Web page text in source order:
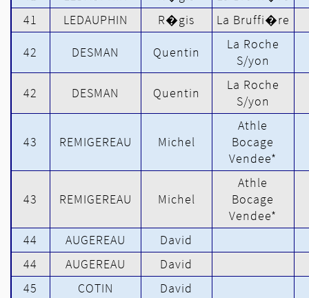
41
LEDAUPHIN R�gis La Bruffi�re
42 DESMAN Quentin
La Roche
S/yon
42 DESMAN Quentin
La Roche
S/yon
43 REMIGEREAU Michel
Athle
Bocage
Vendee*
43 REMIGEREAU Michel
Athle
Bocage
Vendee*
44
AUGEREAU
David
44
AUGEREAU
David
45
COTIN
David